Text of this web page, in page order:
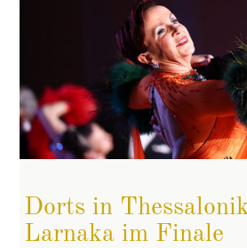
Dorts in
Larnaka im Finale